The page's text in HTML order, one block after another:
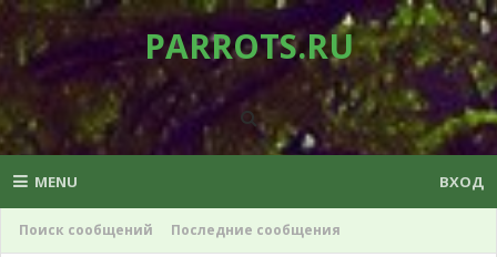
PARROTS.RU
MENU
Поиск сообщений Последние сообщения
ВХОД